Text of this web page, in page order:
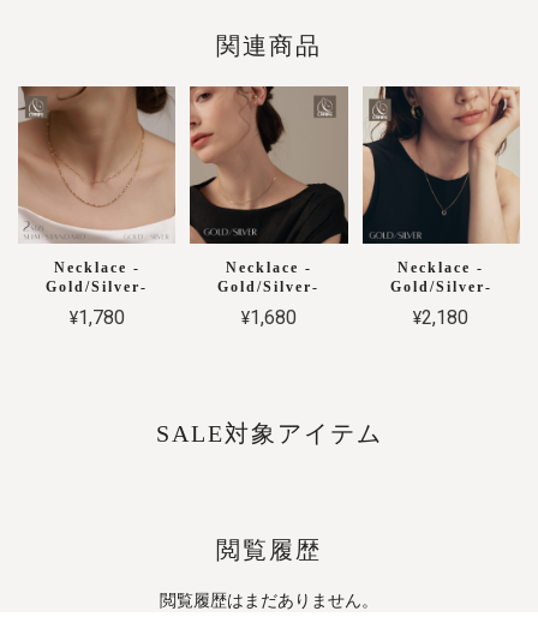
関連商品
Necklace -
Gold/Silver-
¥1,780
Necklace -
Gold/Silver-
¥1,680
Necklace -
Gold/Silver-
¥2,180
SALE対象アイテム
閲覧履歴
閲覧履歴はまだありません。